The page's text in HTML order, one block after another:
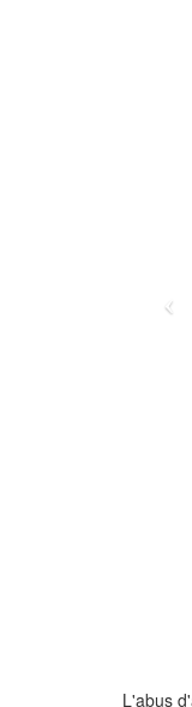
L'abus